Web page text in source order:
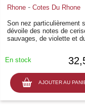
Rhone - Cotes Du Rhone
Son nez particulièrement
dévoile des notes de
sauvages, de violette et
structure en demi-corps
AJOUTER AU
En stock